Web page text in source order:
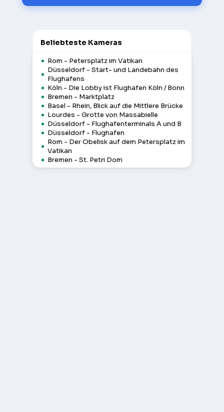
Beliebteste Kameras
Rom - Petersplatz im Vatikan
Düsseldorf - Start- und Landebahn des
Flughafens
Köln - Die Lobby ist Flughafen Köln / Bonn
Bremen - Marktplatz
Basel - Rhein, Blick auf die Mittlere Brücke
Lourdes - Grotte von Massabielle
Düsseldorf - Flughafenterminals A und B
Düsseldorf - Flughafen
Rom - Der Obelisk auf dem Petersplatz im
Vatikan
Bremen - St. Petri Dom